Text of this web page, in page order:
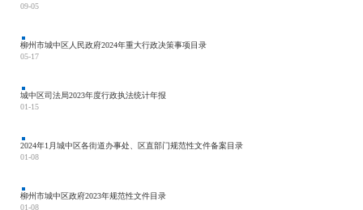
09-05
柳州市城中区人民政府2024年重大行政决策事项目录
05-17
城中区司法局2023年度行政执法统计年报
01-15
2024年1月城中区各街道办事处、区直部门规范性文件备案目录
01-08
柳州市城中区政府2023年规范性文件目录
01-08